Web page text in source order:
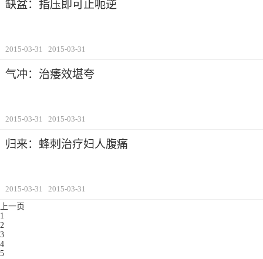
缺盆：指压即可止呃逆
2015-03-31 2015-03-31
气冲：治痿效堪夸
2015-03-31 2015-03-31
归来：蜂刺治疗妇人腹痛
2015-03-31
2015-03-31
上一页
1
2
3
4
5